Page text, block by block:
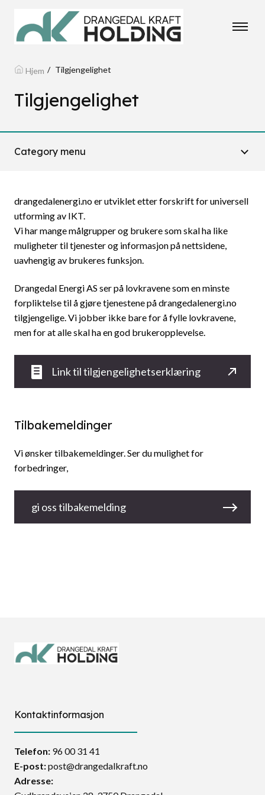
Hjem Tilgjengelighet
Tilgjengelighet
Category menu
drangedalenergi.no er utviklet etter forskrift for universell
utforming av IKT.
Vi har mange målgrupper og brukere som skal ha like
muligheter til tjenester og informasjon på nettsidene,
uavhengig av brukeres funksjon.
Drangedal Energi AS ser på lovkravene som en minste
forpliktelse til å gjøre tjenestene på drangedalenergi.no
tilgjengelige. Vi jobber ikke bare for å fylle lovkravene,
men for at alle skal ha en god brukeropplevelse.
Link til tilgjengelighetserklæring
Tilbakemeldinger
Vi ønsker tilbakemeldinger. Ser du mulighet for
forbedringer,
gi oss tilbakemelding
Kontaktinformasjon
Telefon: 96 00 31 41
E-post:post@drangedalkraft.no
Adresse: